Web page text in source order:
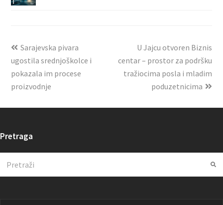
Sarajevska pivara
ugostila srednjoškolce i
pokazala im procese
proizvodnje
U Jajcu otvoren Biznis
centar – prostor za podršku
tražiocima posla i mladim
poduzetnicima
Pretraga